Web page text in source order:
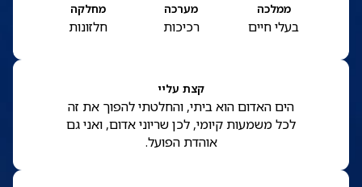
ממלכה
בעלי חיים
מערכה
רכיכות
מחלקה
חלזונות
קצת עליי
הים האדום הוא ביתי, והחלטתי להפוך את זה
לכל משמעות קיומי, לכן שריוני אדום, ואני גם
אוהדת הפועל.